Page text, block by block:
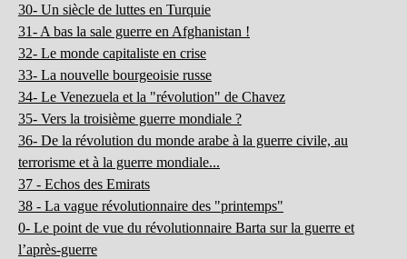
30- Un siècle de luttes en Turquie
31- A bas la sale guerre en Afghanistan !
32- Le monde capitaliste en crise
33- La nouvelle bourgeoisie russe
34- Le Venezuela et la "révolution" de Chavez
35- Vers la troisième guerre mondiale ?
36- De la révolution du monde arabe à la guerre civile, au
terrorisme et à la guerre mondiale...
37 - Echos des Emirats
38 - La vague révolutionnaire des "printemps"
0- Le point de vue du révolutionnaire Barta sur la guerre et
l’après-guerre